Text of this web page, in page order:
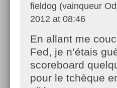
fieldog (vainqueur
2012 at 08:46
En allant me
Fed, je n’étais
scoreboard
pour le tchèque